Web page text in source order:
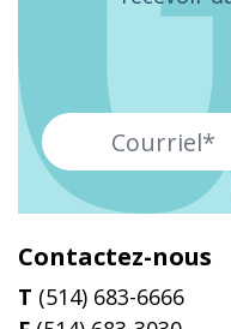
Contactez-nous
T (514) 683-6666